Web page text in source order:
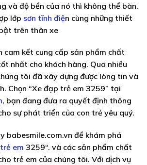
và độ bền của nó thì không thể bàn.
lớp sơn tĩnh điện cùng những thiết
trên thân xe
cam kết cung cấp sản phẩm chất
nhất cho khách hàng. Qua nhiều
tôi đã xây dựng được lòng tin và
Chọn “Xe đạp trẻ em 3259” tại
, bạn đang đưa ra quyết định thông
sự phát triển của con trẻ yêu quý.
babesmile.com.vn để khám phá
em 3259“. và các sản phẩm chất
trẻ em của chúng tôi. Với dịch vụ